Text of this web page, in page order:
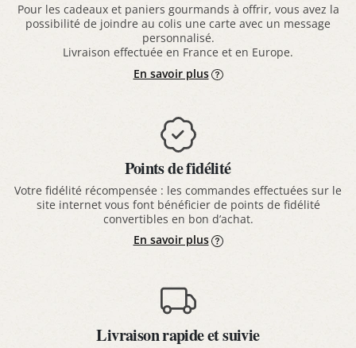
Pour les cadeaux et paniers gourmands à offrir, vous avez la
possibilité de joindre au colis une carte avec un message
personnalisé.
Livraison effectuée en France et en Europe.
En savoir plus
Points de fidélité
Votre fidélité récompensée : les commandes effectuées sur le
site internet vous font bénéficier de points de fidélité
convertibles en bon d’achat.
En savoir plus
Livraison rapide et suivie